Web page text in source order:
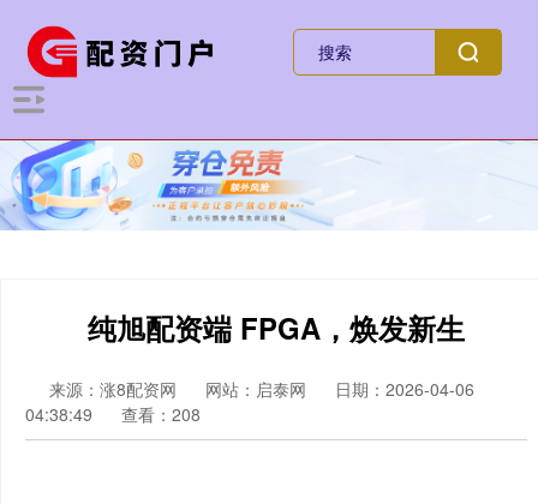
纯旭配资端 FPGA，焕发新生
来源：涨8配资网 网站：启泰网
日期：2026-04-06
04:38:49
查看：208